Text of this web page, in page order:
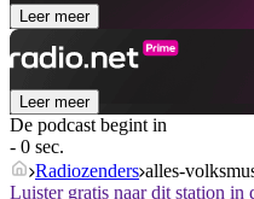
Leer meer
Leer meer
De podcast begint in
- 0 sec.
Radiozenders alles-
Luister gratis naar dit station in